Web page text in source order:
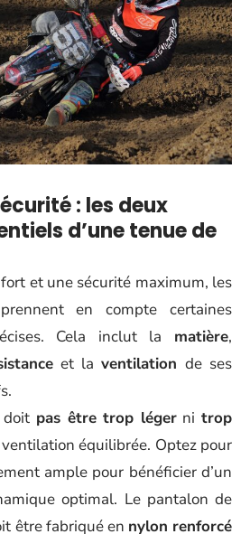
: les deux
d’une tenue de
et une sécurité maximum, les
en compte certaines
Cela inclut la matière,
et laventilation de ses
pas être trop légernitrop
équilibrée. Optez pour
ample pour bénéficier d’un
optimal. Le pantalon de
être fabriqué en nylon renforcé